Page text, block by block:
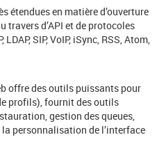
étendues en matière d’ouverture
travers d’API et de protocoles
SIP, VoIP, iSync, RSS, Atom,
offre des outils puissants pour
profils), fournit des outils
gestion des queues,
personnalisation de l’interface